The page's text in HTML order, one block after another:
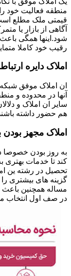
منطقه فعالیت خود
قیمتی ملک مطلع
آگاهی از بازار یا
شود.اینها همگی
رقیب خود کاملا
املاک دایره
ان املاک موفق
آنها در محدوده و
سایر ان املاک و
هم حضور داشته
املاک مجهز
به روز بودن خصوصا
کند تا خدمات بهتری
تحصیل در رشته ین
گزینه های بیشتری
مساله همچنین باعث
در صف اول انتخاب